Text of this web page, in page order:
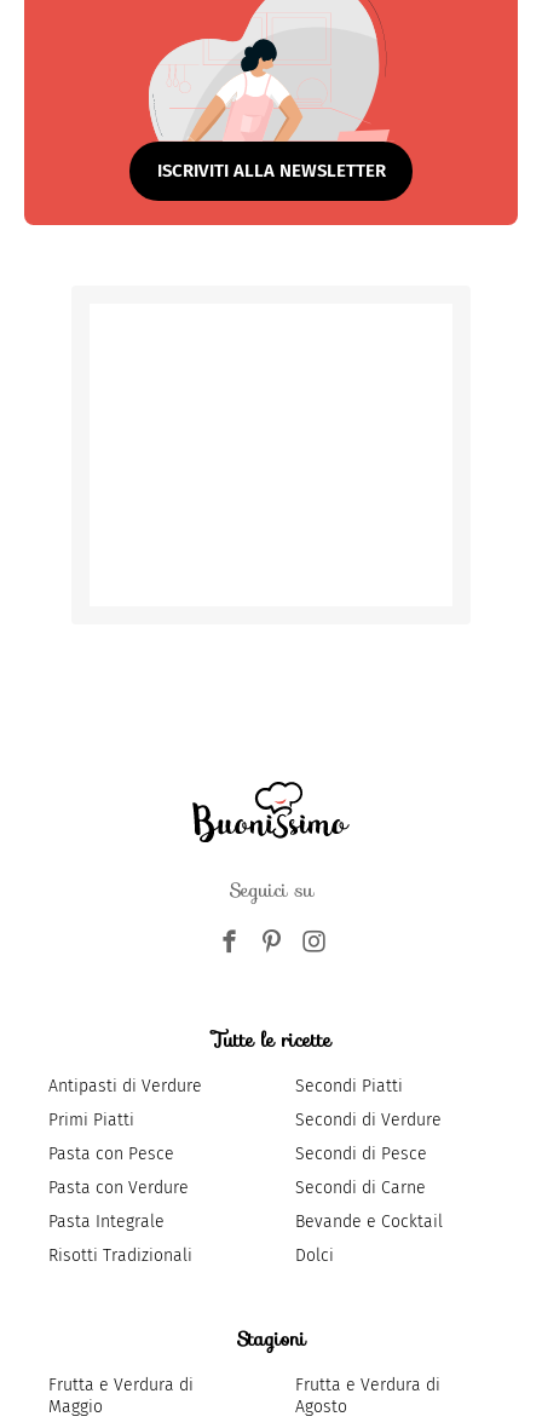
ISCRIVITI ALLA NEWSLETTER
Seguici su
Tutte le ricette
Antipasti di Verdure
Primi Piatti
Pasta con Pesce
Pasta con Verdure
Pasta Integrale
Risotti Tradizionali
Secondi Piatti
Secondi di Verdure
Secondi di Pesce
Secondi di Carne
Bevande e Cocktail
Dolci
Stagioni
Frutta e Verdura di
Maggio
Frutta e Verdura di
Agosto